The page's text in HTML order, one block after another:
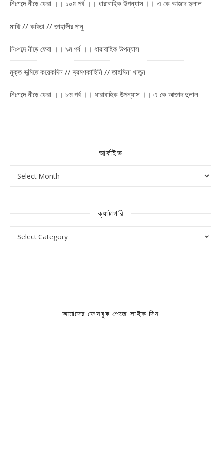
নিঃশব্দে নীড়ে ফেরা ।। ১০ম পর্ব ।। ধারাবাহিক উপন্যাস ।। এ কে আজাদ দুলাল
মাঝি // কবিতা // জাহাঙ্গীর পানু
নিঃশব্দে নীড়ে ফেরা ।। ৯ম পর্ব ।। ধারাবাহিক উপন্যাস
মুক্ত ভূমিতে কয়েকদিন // ভ্রমণকাহিনি // তাহমিনা খাতুন
নিঃশব্দে নীড়ে ফেরা ।। ৮ম পর্ব ।। ধারাবাহিক উপন্যাস ।। এ কে আজাদ দুলাল
আর্কাইভ
ক্যাটাগরি
আমাদের ফেসবুক পেজে লাইক দিন